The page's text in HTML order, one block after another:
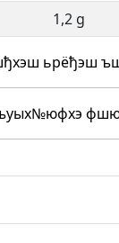
1,2 g
ьрёђэш